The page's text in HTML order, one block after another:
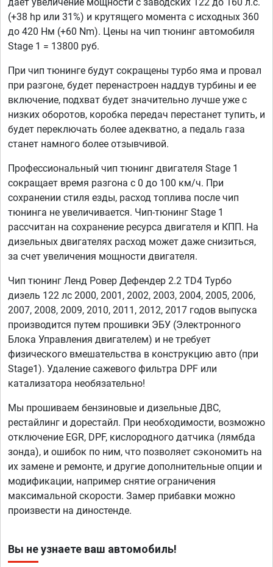
(+38 hp или 31%) и крутящего момента с исходных 360
до 420 Нм (+60 Nm). Цены на чип тюнинг автомобиля
Stage 1 = 13800 руб.
При чип тюнинге будут сокращены турбо яма и провал
при разгоне, будет перенастроен наддув турбины и ее
включение, подхват будет значительно лучше уже с
низких оборотов, коробка передач перестанет тупить, и
будет переключать более адекватно, а педаль газа
станет намного более отзывчивой.
Профессиональный чип тюнинг двигателя Stage 1
сокращает время разгона с 0 до 100 км/ч. При
сохранении стиля езды, расход топлива после чип
тюнинга не увеличивается. Чип-тюнинг Stage 1
рассчитан на сохранение ресурса двигателя и КПП. На
дизельных двигателях расход может даже снизиться,
за счет увеличения мощности двигателя.
Чип тюнинг Ленд Ровер Дефендер 2.2 TD4 Турбо
дизель 122 лс 2000, 2001, 2002, 2003, 2004, 2005, 2006,
2007, 2008, 2009, 2010, 2011, 2012, 2017 годов выпуска
производится путем прошивки ЭБУ (Электронного
Блока Управления двигателем) и не требует
физического вмешательства в конструкцию авто (при
Stage1). Удаление сажевого фильтра DPF или
катализатора необязательно!
Мы прошиваем бензиновые и дизельные ДВС,
рестайлинг и дорестайл. При необходимости, возможно
отключение EGR, DPF, кислородного датчика (лямбда
зонда), и ошибок по ним, что позволяет сэкономить на
их замене и ремонте, и другие дополнительные опции и
модификации, например снятие ограничения
максимальной скорости. Замер прибавки можно
произвести на диностенде.
Вы не узнаете ваш автомобиль!